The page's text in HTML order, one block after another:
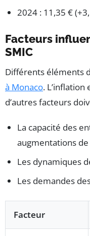
2024 : 11,35 €
Facteurs
SMIC
Différents éléments
à Monaco.
d’autres facteurs
La capacité des
augmentations
Les dynamiques
Les demandes
Facteur